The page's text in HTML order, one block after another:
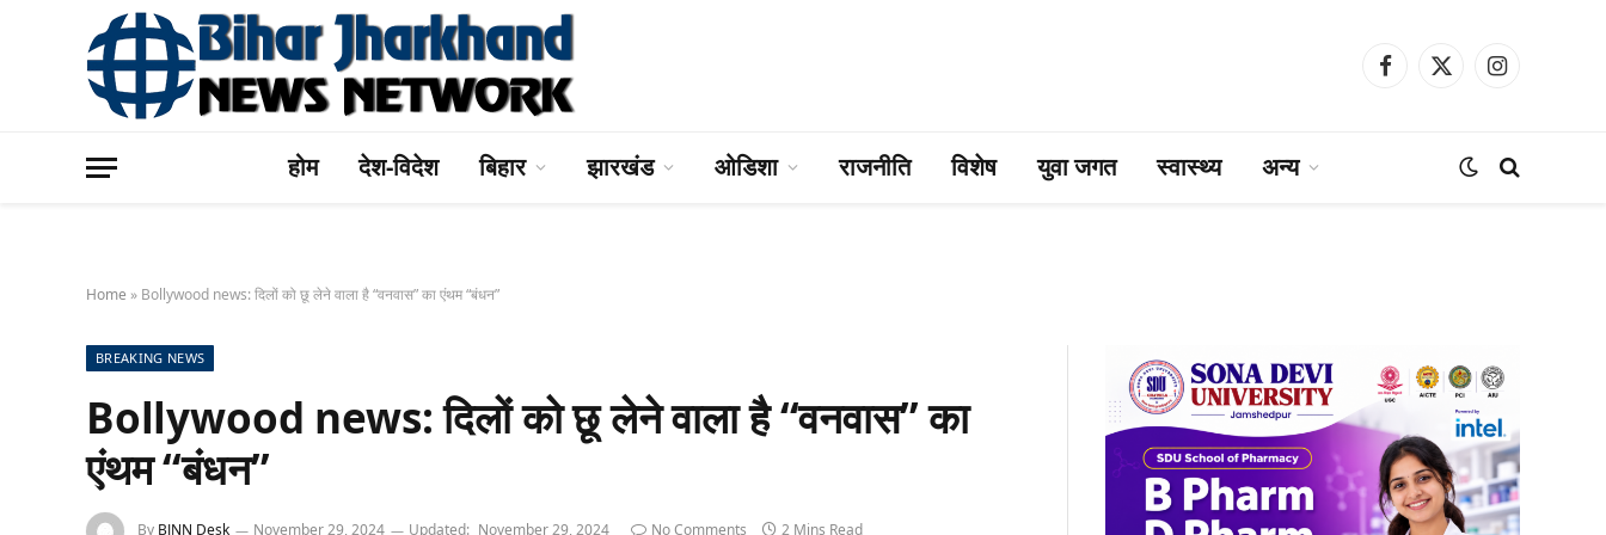
Facebook
X
Instagram
होम देश-विदेश बिहार झारखंड ओडिशा राजनीति विशेष युवा जगत स्वास्थ्य अन्य
Home » Bollywood news: दिलों को छू लेने वाला है “वनवास” का एंथम “बंधन”
BREAKING NEWS
Bollywood news: दिलों को छू लेने वाला है “वनवास” का
एंथम “बंधन”
By BJNN Desk November 29, 2024 Updated: November 29, 2024 No Comments 2 Mins Read